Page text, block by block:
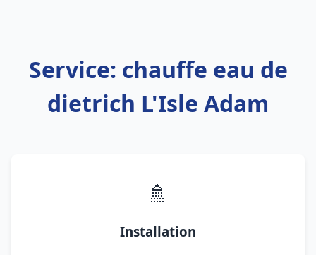
Service: chauffe eau de
dietrich L'Isle Adam
🚿
Installation